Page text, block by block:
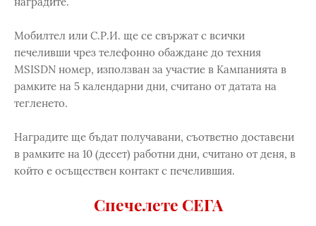
Мобилтел или С.Р.И. ще се свържат с всички
печеливши чрез телефонно обаждане до техния
MSISDN номер, използван за участие в Кампанията в
рамките на 5 календарни дни, считано от датата на
тегленето.
Наградите ще бъдат получавани, съответно доставени
в рамките на 10 (десет) работни дни, считано от деня, в
който е осъществен контакт с печелившия.
Спечелете СЕГА